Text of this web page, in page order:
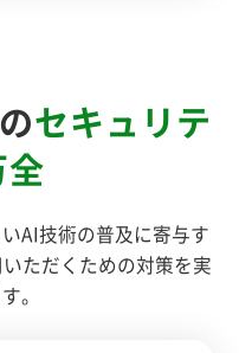
セキュリテ
AI技術の普及に寄与す
ただくための対策を実
。